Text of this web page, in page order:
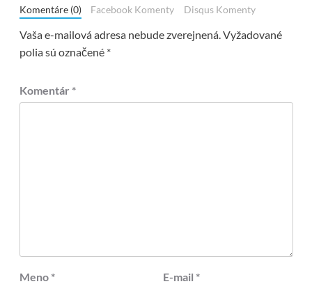
Komentáre (0) Facebook Komenty Disqus Komenty
Vaša e-mailová adresa nebude zverejnená. Vyžadované
polia sú označené *
Komentár *
Meno * E-mail *